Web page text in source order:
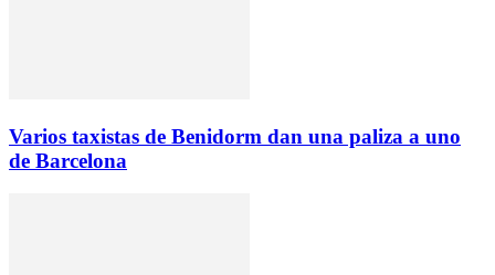
Varios taxistas de Benidorm dan una paliza a uno
de Barcelona